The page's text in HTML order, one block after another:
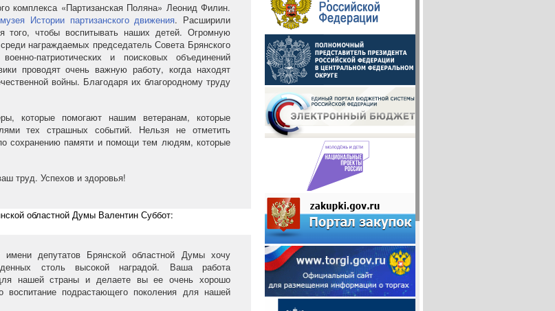
комплекса «Партизанская Поляна» Леонид Филин.
Истории партизанского движения. Расширили
чтобы воспитывать наших детей. Огромную
награждаемых председатель Совета Брянского
военно-патриотических и поисковых объединений
проводят очень важную работу, когда находят
войны. Благодаря их благородному труду
которые помогают нашим ветеранам, которые
тех страшных событий. Нельзя не отметить
сохранению памяти и помощи тем людям, которые
труд. Успехов и здоровья!
областной Думы Валентин Суббот:
депутатов Брянской областной Думы хочу
столь высокой наградой. Ваша работа
нашей страны и делаете вы ее очень хорошо
подрастающего поколения для нашей